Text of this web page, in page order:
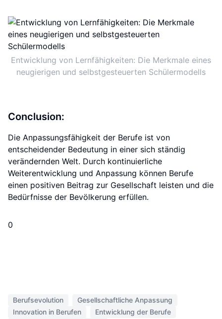
Entwicklung von Lernfähigkeiten: Die Merkmale eines
neugierigen und selbstgesteuerten Schülermodells
Conclusion:
Die Anpassungsfähigkeit der Berufe ist von
entscheidender Bedeutung in einer sich ständig
verändernden Welt. Durch kontinuierliche
Weiterentwicklung und Anpassung können Berufe
einen positiven Beitrag zur Gesellschaft leisten und die
Bedürfnisse der Bevölkerung erfüllen.
0
Berufsevolution
Gesellschaftliche Anpassung
Innovation in Berufen
Entwicklung der Berufe